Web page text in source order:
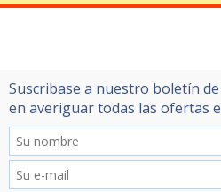
Suscribase a nuestro boletín
en averiguar todas las ofertas